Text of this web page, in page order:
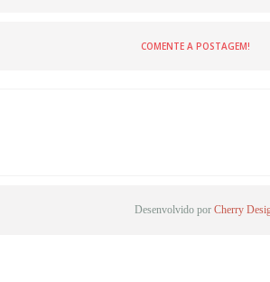
COMENTE A POSTAGEM!
Desenvolvido por Cherry